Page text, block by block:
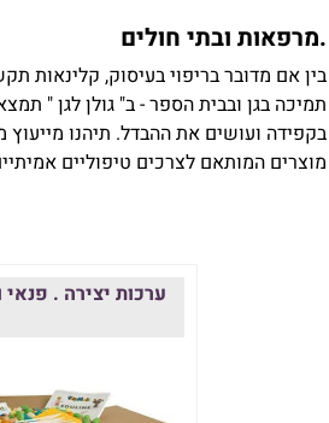
ובתי חולים
אם מדובר בריפוי בעיסוק, קלינאות
בגן ובבית הספר - ב" גולן לגן "
ועושים את ההבדל. תיהנו מייעוץ
המותאם לצרכים טיפוליים
ערכות יצירה . פנאי